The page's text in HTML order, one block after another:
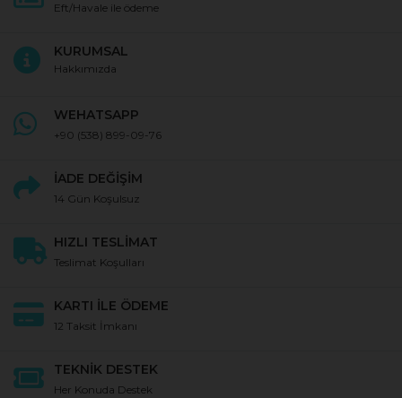
Eft/Havale ile ödeme
KURUMSAL
Hakkımızda
WEHATSAPP
+90 (538) 899-09-76
İADE DEĞİŞİM
14 Gün Koşulsuz
HIZLI TESLİMAT
Teslimat Koşulları
KARTI İLE ÖDEME
12 Taksit İmkanı
TEKNİK DESTEK
Her Konuda Destek